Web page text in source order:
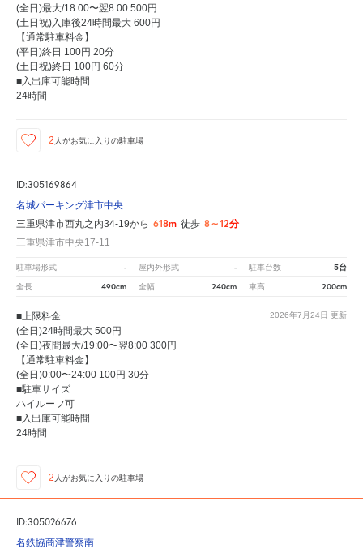
(全日)最大/18:00〜翌8:00 500円
(土日祝)入庫後24時間最大 600円
【通常駐車料金】
(平日)終日 100円 20分
(土日祝)終日 100円 60分
■入出庫可能時間
24時間
2 人がお気に入りの駐車場
ID:305169864
名城パーキング津市中央
三重県津市西丸之内34-19から 618m 徒歩 8～12分
三重県津市中央17-11
駐車場形式 - 屋内外形式 - 駐車台数 5台
全長 490cm 全幅 240cm 車高 200cm
2026年7月24日 更新
■上限料金
(全日)24時間最大 500円
(全日)夜間最大/19:00〜翌8:00 300円
【通常駐車料金】
(全日)0:00〜24:00 100円 30分
■駐車サイズ
ハイルーフ可
■入出庫可能時間
24時間
2 人がお気に入りの駐車場
ID:305026676
名鉄協商津警察南